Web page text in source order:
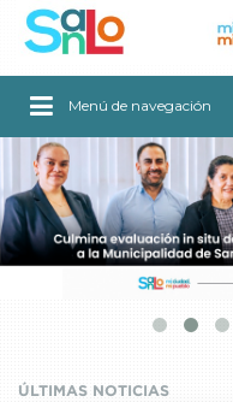
Menú de navegación
ÚLTIMAS NOTICIAS